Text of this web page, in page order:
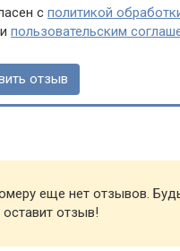
с политикой
и пользовательским
еще нет отзывов.
оставит отзыв!